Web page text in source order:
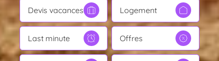
Devis vacances Logement
Last minute Offres